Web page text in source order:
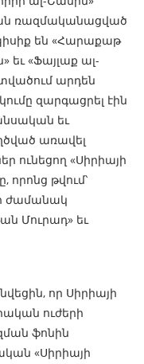
ռազմականացված
են «Հարաքաթ
եւ «Ֆայլաք ալ-
արդեն
զարգացրել էին
եւ
առավել
ունեցող «Սիրիայի
որոնց թվում՝
ժամանակ
Մուրադ» եւ
որ Սիրիայի
ուժերի
ֆոնին
«Սիրիայի